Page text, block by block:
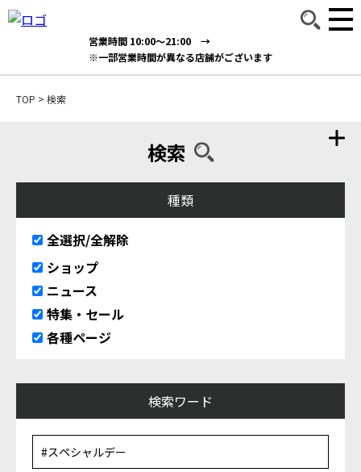
営業時間 10:00～21:00 →
※一部営業時間が異なる店舗がございます
TOP > 検索
検索
種類
全選択/全解除
ショップ
ニュース
特集・セール
各種ページ
検索ワード